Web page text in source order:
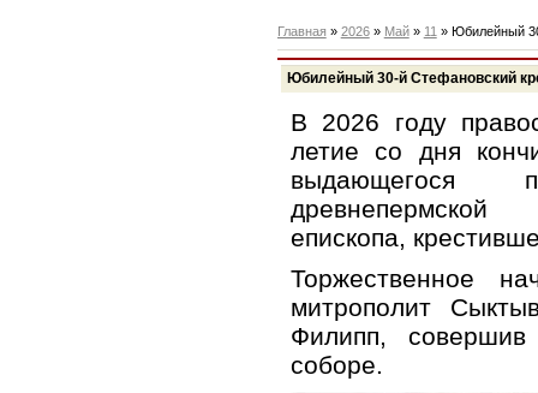
Главная » 2026 » Май » 11 » Юбилейный
Юбилейный 30-й Стефановский
В 2026 году
летие со дня
выдающегося
епископа,
Торжественное
митрополит
Филипп,
соборе.